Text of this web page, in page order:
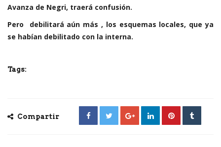
Avanza de Negri, traerá confusión.
Pero debilitará aún más , los esquemas locales, que ya
se habían debilitado con la interna.
Tags:
Compartir